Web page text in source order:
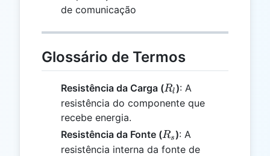
de comunicação
Glossário de Termos
Resistência da Carga (R_l
Rl): A
resistência do componente que
recebe energia.
Resistência da Fonte (R_s
Rs): A
resistência interna da fonte de